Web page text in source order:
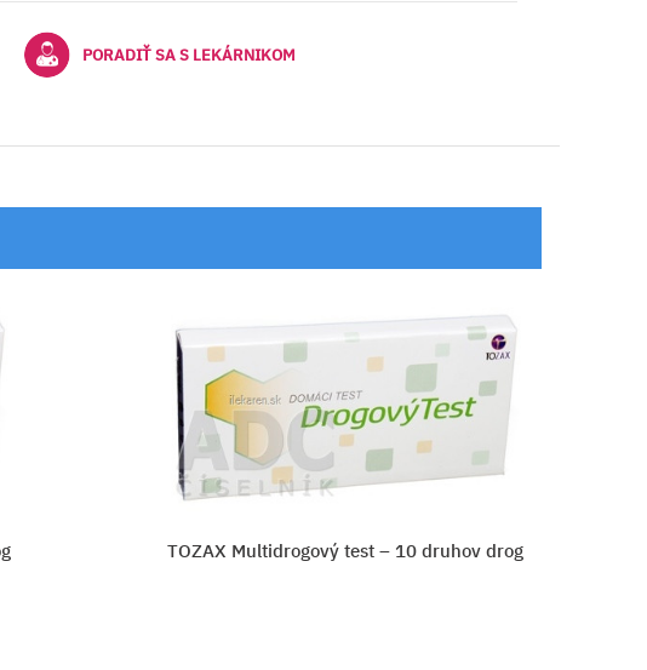
PORADIŤ SA S LEKÁRNIKOM
TOZAX Multidrogový test – 10 druhov drog